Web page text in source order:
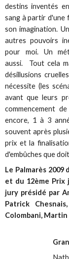
destins inventés
sang à partir d'une
son imagination.
autres pouvoirs
pour moi. Un
aussi. Tout cela
désillusions
nécessite (les
avant que leurs
commencement
encore, 1 à 3
souvent après
prix et la
d'embûches que
Le Palmarès
et du 12ème Prix
jury présidé par
Patrick
Colombani, Martin